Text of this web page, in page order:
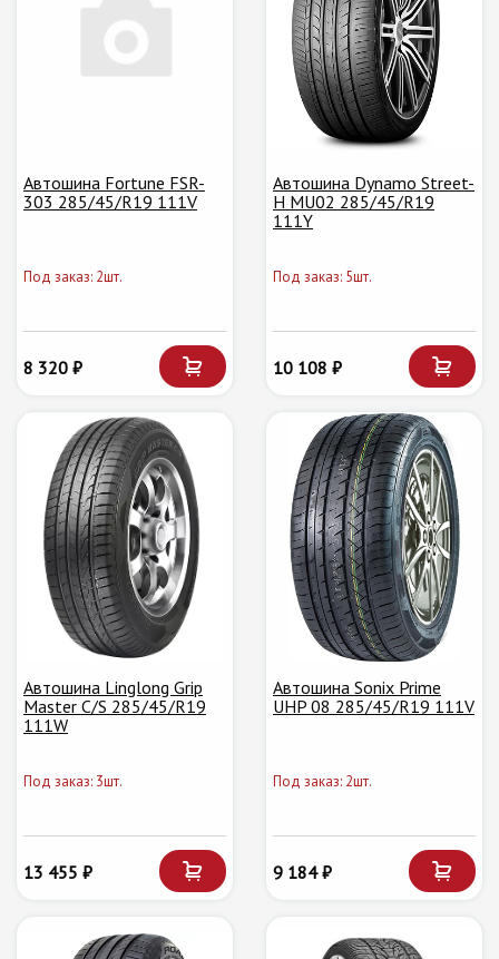
Автошина Fortune FSR-
303 285/45/R19 111V
Под заказ: 2шт.
8 320 ₽
Автошина Dynamo Street-
H MU02 285/45/R19
111Y
Под заказ: 5шт.
10 108 ₽
Автошина Linglong Grip
Master C/S 285/45/R19
111W
Под заказ: 3шт.
13 455 ₽
Автошина Sonix Prime
UHP 08 285/45/R19 111V
Под заказ: 2шт.
9 184 ₽